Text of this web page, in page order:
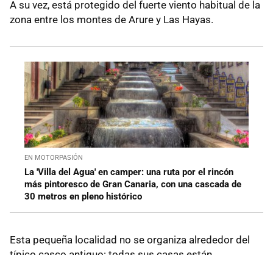
A su vez, está protegido del fuerte viento habitual de la
zona entre los montes de Arure y Las Hayas.
EN MOTORPASIÓN
La 'Villa del Agua' en camper: una ruta por el rincón
más pintoresco de Gran Canaria, con una cascada de
30 metros en pleno histórico
Esta pequeña localidad no se organiza alrededor del